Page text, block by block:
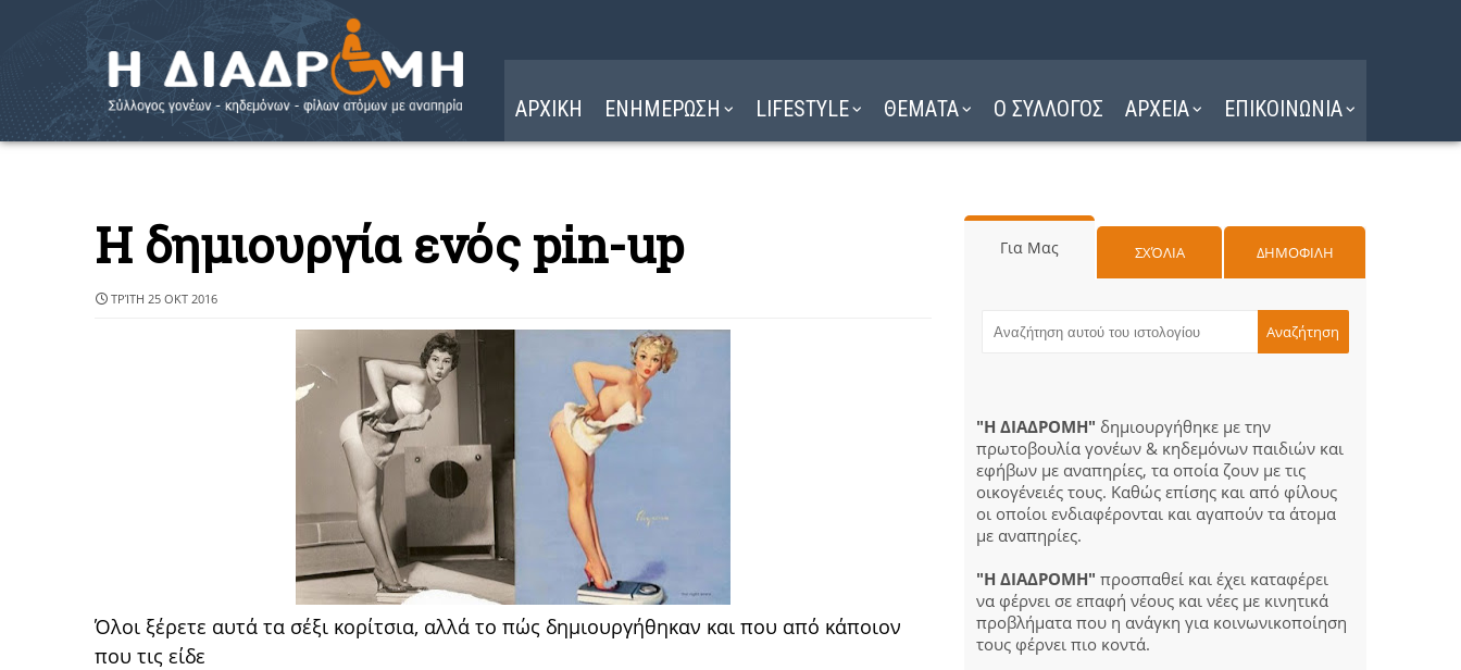
ΑΡΧΙΚΗ ΕΝΗΜΕΡΩΣΗ LIFESTYLE ΘΕΜΑΤΑ Ο ΣΥΛΛΟΓΟΣ ΑΡΧΕΙΑ ΕΠΙΚΟΙΝΩΝΙΑ
Η δημιουργία ενός pin-up
ΤΡΊΤΗ 25 ΟΚΤ 2016
Όλοι ξέρετε αυτά τα σέξι κορίτσια, αλλά το πώς δημιουργήθηκαν και που από κάποιον
που τις είδε
Για Μας ΣΧΌΛΙΑ ΔΗΜΟΦΙΛΗ
"Η ΔΙΑΔΡΟΜΗ" δημιουργήθηκε με την
πρωτοβουλία γονέων & κηδεμόνων παιδιών και
εφήβων με αναπηρίες, τα οποία ζουν με τις
οικογένειές τους. Καθώς επίσης και από φίλους
οι οποίοι ενδιαφέρονται και αγαπούν τα άτομα
με αναπηρίες.
"Η ΔΙΑΔΡΟΜΗ" προσπαθεί και έχει καταφέρει
να φέρνει σε επαφή νέους και νέες με κινητικά
προβλήματα που η ανάγκη για κοινωνικοποίηση
τους φέρνει πιο κοντά.